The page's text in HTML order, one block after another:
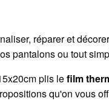
réparer et
pantalons ou tout
plis lefilm
qu'on vous